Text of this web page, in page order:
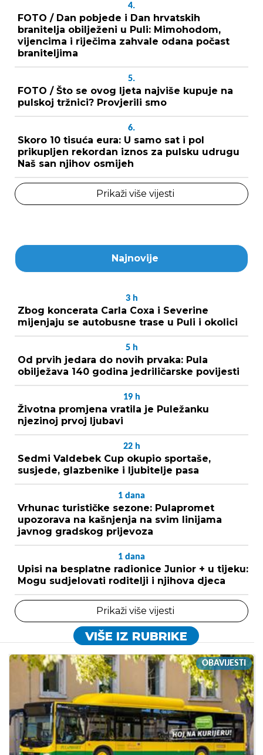
4.
FOTO / Dan pobjede i Dan hrvatskih
branitelja obilježeni u Puli: Mimohodom,
vijencima i riječima zahvale odana počast
braniteljima
5.
FOTO / Što se ovog ljeta najviše kupuje na
pulskoj tržnici? Provjerili smo
6.
Skoro 10 tisuća eura: U samo sat i pol
prikupljen rekordan iznos za pulsku udrugu
Naš san njihov osmijeh
Prikaži više vijesti
Najnovije
3 h
Zbog koncerata Carla Coxa i Severine
mijenjaju se autobusne trase u Puli i okolici
5 h
Od prvih jedara do novih prvaka: Pula
obilježava 140 godina jedriličarske povijesti
19 h
Životna promjena vratila je Puležanku
njezinoj prvoj ljubavi
22 h
Sedmi Valdebek Cup okupio sportaše,
susjede, glazbenike i ljubitelje pasa
1 dana
Vrhunac turističke sezone: Pulapromet
upozorava na kašnjenja na svim linijama
javnog gradskog prijevoza
1 dana
Upisi na besplatne radionice Junior + u tijeku:
Mogu sudjelovati roditelji i njihova djeca
Prikaži više vijesti
VIŠE IZ RUBRIKE
OBAVIJESTI